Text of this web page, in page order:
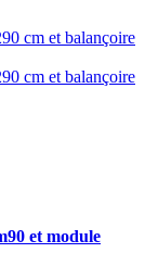
et module